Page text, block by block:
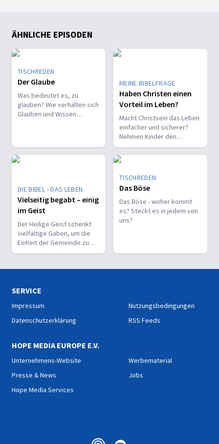
ÄHNLICHE EPISODEN
TISCHREDEN
Der Glaube
Was bedeutet es, zu
glauben? Wie verhalten sich
Glauben und Wissen
MEINE BIBELFRAGE
Haben Christen einen
Vorteil im Leben?
Macht Christsein das Leben
einfacher und sicherer?
Nehmen Kinder den
Glauben leichter an als
Erwachsene?
DIE BIBEL - DAS LEBEN
Vielseitig begabt – einig
im Geist
Der Heilige Geist schenkt
vielfältige Gaben, um die
Einheit der Gemeinde zu
stärken und sie zu
Menschen zu bekennen.
TISCHREDEN
Das Böse
Das Böse - woher kommt
es? Steckt es in jedem von
uns?
SERVICE
Impressum
Datenschutzerklärung
Nutzungsbedingungen
RSS Feeds
HOPE MEDIA EUROPE E.V.
Unternehmens-Website
Presse & News
Hope Media Services
Werbematerial
Jobs